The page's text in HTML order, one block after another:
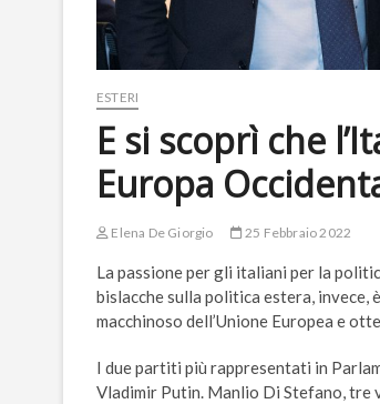
ESTERI
E si scoprì che
Europa
Elena De Giorgio 25 Febbraio 2022
La passione per gli italiani per la
bislacche sulla politica estera, invece,
macchinoso dell’Unione Europea e
I due partiti più rappresentati in
Vladimir Putin. Manlio Di Stefano, tre